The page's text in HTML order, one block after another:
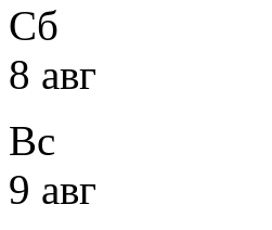
Сб
8 авг
Вс
9 авг